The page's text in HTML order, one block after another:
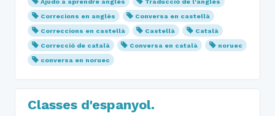
Correcions en anglès
Conversa en castellà
Correccions en castellà
Castellà
Català
Correcció de català
Conversa en català
noruec
conversa en noruec
Classes d'espanyol.